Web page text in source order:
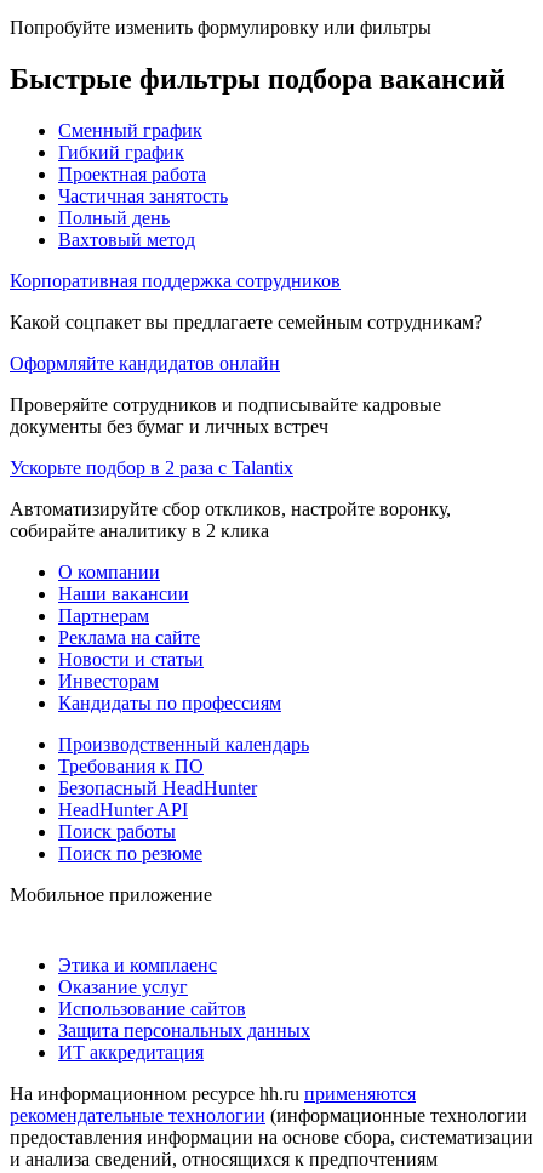
Попробуйте изменить формулировку или фильтры
Быстрые фильтры подбора вакансий
Сменный график
Гибкий график
Проектная работа
Частичная занятость
Полный день
Вахтовый метод
Корпоративная поддержка сотрудников
Какой соцпакет вы предлагаете семейным сотрудникам?
Оформляйте кандидатов онлайн
Проверяйте сотрудников и подписывайте кадровые
документы без бумаг и личных встреч
Ускорьте подбор в 2 раза с Talantix
Автоматизируйте сбор откликов, настройте воронку,
собирайте аналитику в 2 клика
О компании
Наши вакансии
Партнерам
Реклама на сайте
Новости и статьи
Инвесторам
Кандидаты по профессиям
Производственный календарь
Требования к ПО
Безопасный HeadHunter
HeadHunter API
Поиск работы
Поиск по резюме
Мобильное приложение
Этика и комплаенс
Оказание услуг
Использование сайтов
Защита персональных данных
ИТ аккредитация
На информационном ресурсе hh.ru применяются
рекомендательные технологии (информационные технологии
предоставления информации на основе сбора, систематизации
и анализа сведений, относящихся к предпочтениям